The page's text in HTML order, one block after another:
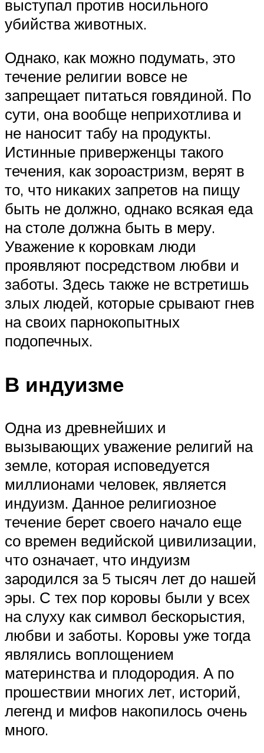
выступал против носильного
убийства животных.
Однако, как можно подумать, это
течение религии вовсе не
запрещает питаться говядиной. По
сути, она вообще неприхотлива и
не наносит табу на продукты.
Истинные приверженцы такого
течения, как зороастризм, верят в
то, что никаких запретов на пищу
быть не должно, однако всякая еда
на столе должна быть в меру.
Уважение к коровкам люди
проявляют посредством любви и
заботы. Здесь также не встретишь
злых людей, которые срывают гнев
на своих парнокопытных
подопечных.
В индуизме
Одна из древнейших и
вызывающих уважение религий на
земле, которая исповедуется
миллионами человек, является
индуизм. Данное религиозное
течение берет своего начало еще
со времен ведийской цивилизации,
что означает, что индуизм
зародился за 5 тысяч лет до нашей
эры. С тех пор коровы были у всех
на слуху как символ бескорыстия,
любви и заботы. Коровы уже тогда
являлись воплощением
материнства и плодородия. А по
прошествии многих лет, историй,
легенд и мифов накопилось очень
много.